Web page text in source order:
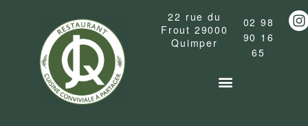
22 rue du
Frout 29000
Quimper
02 98
90 16
65